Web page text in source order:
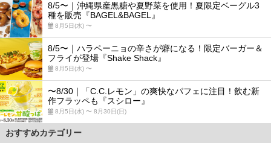
8/5〜｜沖縄県産黒糖や夏野菜を使用！夏限定ベーグル3
種を販売『BAGEL&BAGEL』
8月5日(水) 〜
8/5〜｜ハラペーニョの辛さが癖になる！限定バーガー＆
フライが登場『Shake Shack』
8月5日(水) 〜
〜8/30｜「C.C.レモン」の爽快なパフェに注目！飲む新
作フラッペも『スシロー』
8月5日(水) 〜 8月30日(日)
おすすめカテゴリー